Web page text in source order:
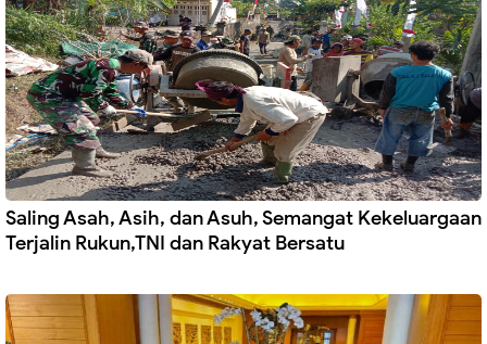
Saling Asah, Asih, dan Asuh, Semangat Kekeluargaan
Terjalin Rukun,TNI dan Rakyat Bersatu